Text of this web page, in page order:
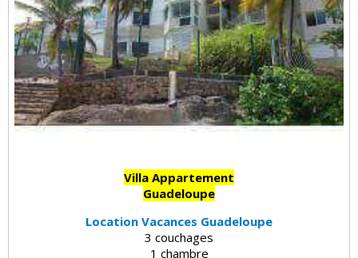
Villa Appartement
Guadeloupe
Location Vacances Guadeloupe
3 couchages
1 chambre